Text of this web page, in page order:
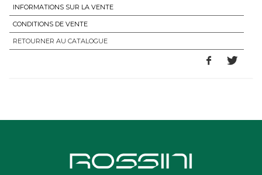
INFORMATIONS SUR LA VENTE
CONDITIONS DE VENTE
RETOURNER AU CATALOGUE